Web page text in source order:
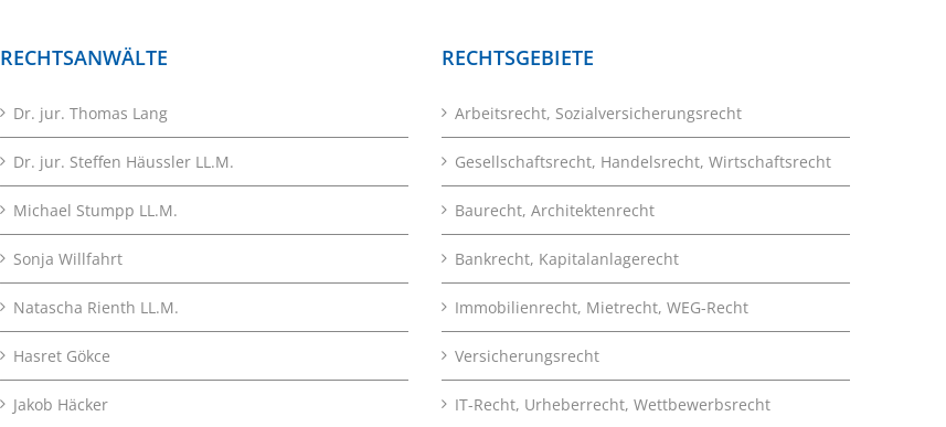
RECHTSANWÄLTE
Dr. jur. Thomas Lang
Dr. jur. Steffen Häussler LL.M.
Michael Stumpp LL.M.
Sonja Willfahrt
Natascha Rienth LL.M.
Hasret Gökce
Jakob Häcker
RECHTSGEBIETE
Arbeitsrecht, Sozialversicherungsrecht
Gesellschaftsrecht, Handelsrecht, Wirtschaftsrecht
Baurecht, Architektenrecht
Bankrecht, Kapitalanlagerecht
Immobilienrecht, Mietrecht, WEG-Recht
Versicherungsrecht
IT-Recht, Urheberrecht, Wettbewerbsrecht